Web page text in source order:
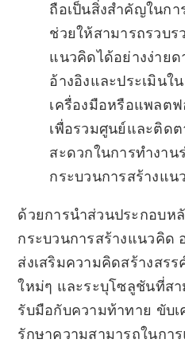
ถือเป็นสิ่งสำคัญในก
ช่วยให้สามารถรวบร
แนวคิดได้อย่างง่ายด
อ้างอิงและประเมินใ
เครื่องมือหรือแพลตฟ
เพื่อรวมศูนย์และติด
สะดวกในการทำงา
กระบวนการสร้างแ
ด้วยการนำส่วนประกอบห
กระบวนการสร้างแนวคิด
ส่งเสริมความคิดสร้างสร
ใหม่ๆ และระบุโซลูชันที่สา
รับมือกับความท้าทาย ขับเ
รักษาความสามารถในกา